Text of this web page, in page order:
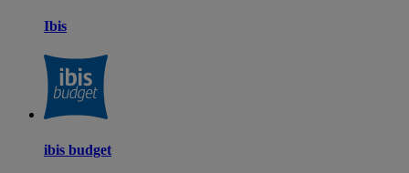
Ibis
ibis budget